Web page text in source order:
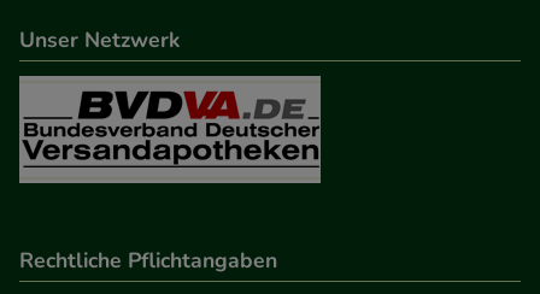
Informationen über die Art und Weise der Nutzung
unserer Website sammeln, mit deren Hilfe wir
unsere Website weiter für Sie optimieren können,
den Inhalt auf unserer Website aber auch die
Werbung auf Drittseiten möglichst relevant für Sie
Medien übertragen werden.
Unser Netzwerk
Rechtliche Pflichtangaben